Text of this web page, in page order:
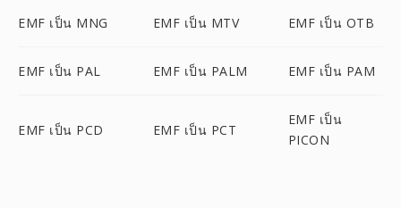
EMF เป็น MNG EMF เป็น MTV EMF เป็น OTB
EMF เป็น PAL EMF เป็น PALM EMF เป็น PAM
EMF เป็น PCD EMF เป็น PCT
EMF เป็น
PICON